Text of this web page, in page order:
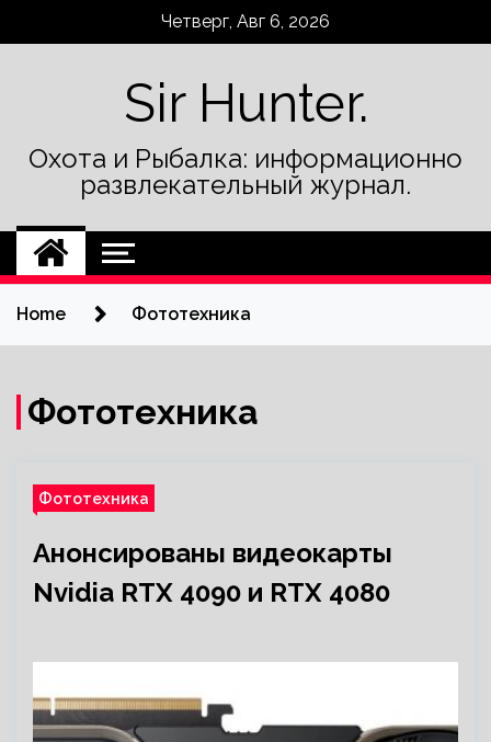
Четверг, Авг 6, 2026
Sir Hunter.
Охота и Рыбалка: информационно
развлекательный журнал.
Home Фототехника
Фототехника
Фототехника
Анонсированы видеокарты
Nvidia RTX 4090 и RTX 4080